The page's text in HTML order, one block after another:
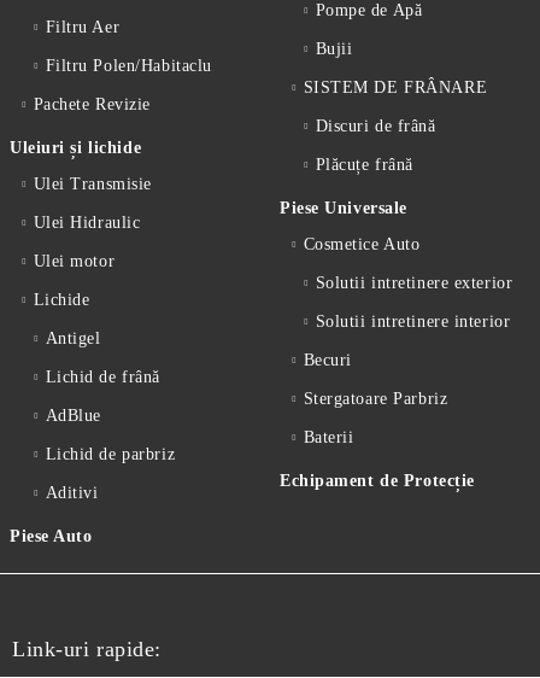
Filtru Aer
Filtru Polen/Habitaclu
Pachete Revizie
Uleiuri și lichide
Ulei Transmisie
Ulei Hidraulic
Ulei motor
Lichide
Antigel
Lichid de frânǎ
AdBlue
Lichid de parbriz
Aditivi
Piese Auto
Pompe de Apă
Bujii
SISTEM DE FRÂNARE
Discuri de frână
Plăcuțe frână
Piese Universale
Cosmetice Auto
Solutii intretinere exterior
Solutii intretinere interior
Becuri
Stergatoare Parbriz
Baterii
Echipament de Protecție
Link-uri rapide: